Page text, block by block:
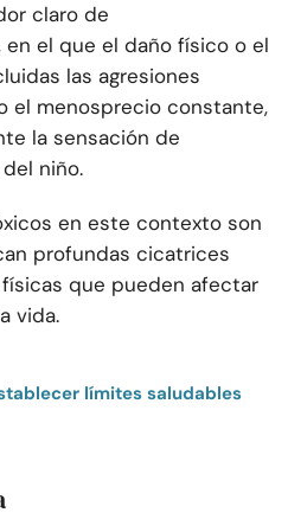
claro de
el que el daño físico o el
las agresiones
el menosprecio constante,
la sensación de
niño.
en este contexto son
profundas cicatrices
que pueden afectar
vida.
límites saludables